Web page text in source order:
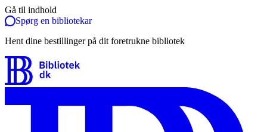
Gå til indhold
Spørg en bibliotekar
Hent dine bestillinger på dit foretrukne bibliotek